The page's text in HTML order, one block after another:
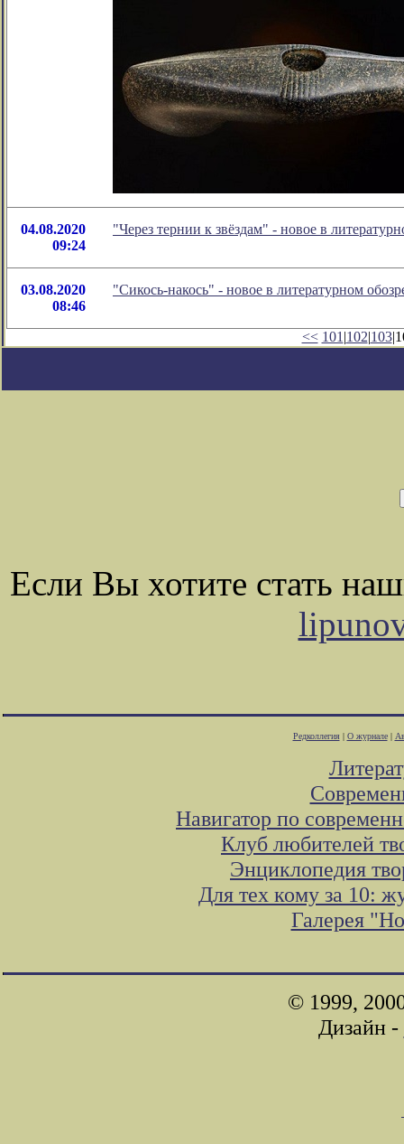
04.08.2020
09:24
"Через тернии к звёздам" - новое в
03.08.2020
08:46
"Сикось-накось" - новое в литературном
<< 101 |102|103
Если Вы хотите стать
Редколлегия| О журнале|
Навигатор по
Клуб любителей
Энциклопедия
Для тех кому за 10:
Галерея
© 1999,
Дизайн -